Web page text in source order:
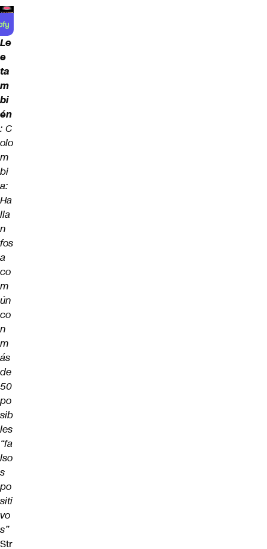
Le
e
ta
m
bi
én
: C
olo
m
bi
a:
Ha
lla
n
fos
a
co
m
ún
co
n
m
ás
de
50
po
sib
les
“fa
lso
s
po
siti
vo
s”
Str